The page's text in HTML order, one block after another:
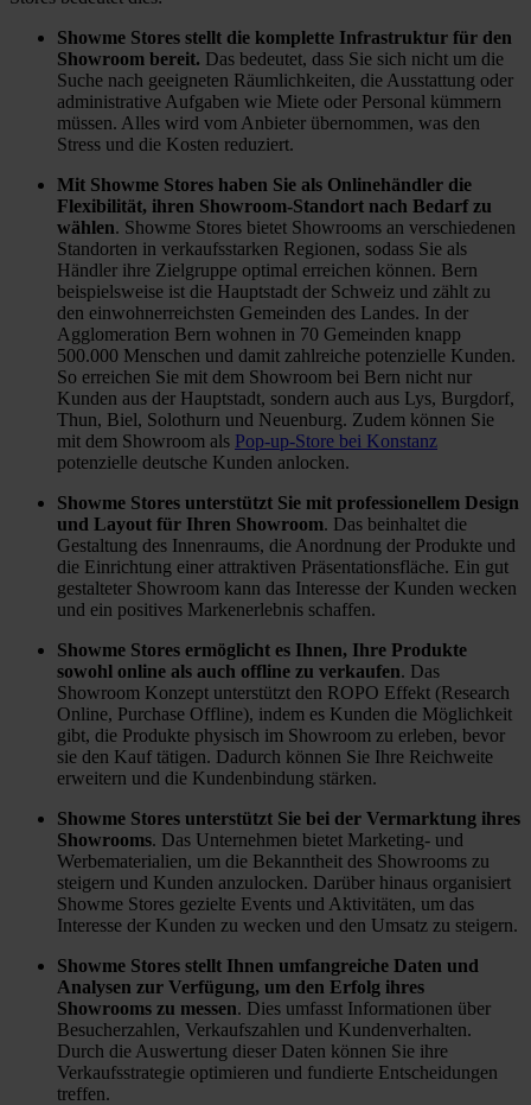
Vielen
Dank.
Sehr
zu
empfe
☀️😊
Ausz
ugstis
che
zu
ieren
und
die
entspr
echen
de
Holzw
ahl zu
treffen
.
n
gute,
freund
liche
und
komp
etente
Berat
ung
und
vollau
f
zufrie
den
nach
Haus
e. Die
Bestel
lung
wird
und
konnt
en
uns
ein
Sofa
entsc
heide
n.
techni
sche
Detailf
ragen.
n
super
nett
behan
delt
und
komp
etent
berate
n. Es
sogar
eine
Leiter
für
uns
geholt
,
damit
wir
ein
Detail
s der
Lamel
lenme
chani
k
ansch
auen
konnt
en.
sehen
. Wir
wurde
n
n und
haben
im
Ansc
hluss
von
Zuhau
se
aus
gewü
nscht
en
Produ
bestel
lt. Ich
kann
es
jedem
empfe
hlen!
Showme Stores stellt die komplette Infrastruktur für den
Showroom bereit. Das bedeutet, dass Sie sich nicht um die
Suche nach geeigneten Räumlichkeiten, die Ausstattung oder
administrative Aufgaben wie Miete oder Personal kümmern
müssen. Alles wird vom Anbieter übernommen, was den
Stress und die Kosten reduziert.
Mit Showme Stores haben Sie als Onlinehändler die
Flexibilität, ihren Showroom-Standort nach Bedarf zu
wählen. Showme Stores bietet Showrooms an verschiedenen
Standorten in verkaufsstarken Regionen, sodass Sie als
Händler ihre Zielgruppe optimal erreichen können. Bern
beispielsweise ist die Hauptstadt der Schweiz und zählt zu
den einwohnerreichsten Gemeinden des Landes. In der
Agglomeration Bern wohnen in 70 Gemeinden knapp
500.000 Menschen und damit zahlreiche potenzielle Kunden.
So erreichen Sie mit dem Showroom bei Bern nicht nur
Kunden aus der Hauptstadt, sondern auch aus Lys, Burgdorf,
Thun, Biel, Solothurn und Neuenburg. Zudem können Sie
mit dem Showroom als Pop-up-Store bei Konstanz
potenzielle deutsche Kunden anlocken.
Showme Stores unterstützt Sie mit professionellem Design
und Layout für Ihren Showroom. Das beinhaltet die
Gestaltung des Innenraums, die Anordnung der Produkte und
die Einrichtung einer attraktiven Präsentationsfläche. Ein gut
gestalteter Showroom kann das Interesse der Kunden wecken
und ein positives Markenerlebnis schaffen.
Showme Stores ermöglicht es Ihnen, Ihre Produkte
sowohl online als auch offline zu verkaufen. Das
Showroom Konzept unterstützt den ROPO Effekt (Research
Online, Purchase Offline), indem es Kunden die Möglichkeit
gibt, die Produkte physisch im Showroom zu erleben, bevor
sie den Kauf tätigen. Dadurch können Sie Ihre Reichweite
erweitern und die Kundenbindung stärken.
Showme Stores unterstützt Sie bei der Vermarktung ihres
Showrooms. Das Unternehmen bietet Marketing- und
Werbematerialien, um die Bekanntheit des Showrooms zu
steigern und Kunden anzulocken. Darüber hinaus organisiert
Showme Stores gezielte Events und Aktivitäten, um das
Interesse der Kunden zu wecken und den Umsatz zu steigern.
Showme Stores stellt Ihnen umfangreiche Daten und
Analysen zur Verfügung, um den Erfolg ihres
Showrooms zu messen. Dies umfasst Informationen über
Besucherzahlen, Verkaufszahlen und Kundenverhalten.
Durch die Auswertung dieser Daten können Sie ihre
Verkaufsstrategie optimieren und fundierte Entscheidungen
treffen.